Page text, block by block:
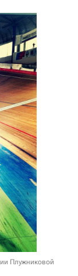
Плужниковой